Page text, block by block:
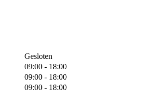
Gesloten
09:00 - 18:00
09:00 - 18:00
09:00 - 18:00